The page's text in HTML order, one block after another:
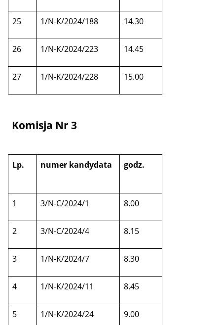
25 1/N-K/2024/188 14.30
26 1/N-K/2024/223 14.45
27 1/N-K/2024/228 15.00
Komisja Nr 3
Lp. numer kandydata godz.
1 3/N-C/2024/1 8.00
2 3/N-C/2024/4 8.15
3 1/N-K/2024/7 8.30
4 1/N-K/2024/11 8.45
5 1/N-K/2024/24 9.00